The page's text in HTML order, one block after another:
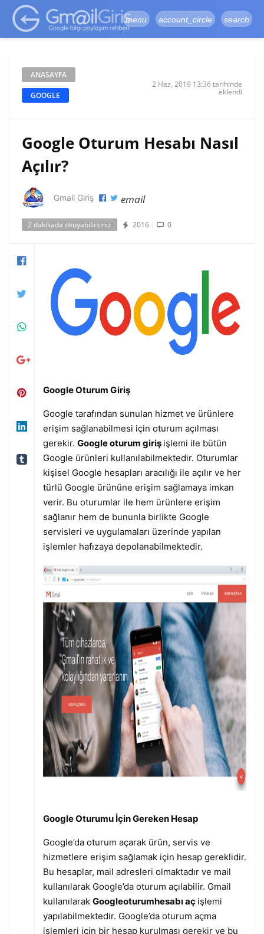
google-site-
verification=vqSI0upH550kabR5X8xpjMYieaXmuBueYgCJBW3uetM
menu account_circle search
ANASAYFA
GOOGLE
2 Haz, 2019 13:36 tarihinde
eklendi
Google Oturum Hesabı Nasıl
Açılır?
Gmail Giriş email
2 dakikada okuyabilirsiniz 2016 | 0
Google Oturum Giriş
Google tarafından sunulan hizmet ve ürünlere
erişim sağlanabilmesi için oturum açılması
gerekir. Google oturum giriş işlemi ile bütün
Google ürünleri kullanılabilmektedir. Oturumlar
kişisel Google hesapları aracılığı ile açılır ve her
türlü Google ürününe erişim sağlamaya imkan
verir. Bu oturumlar ile hem ürünlere erişim
sağlanır hem de bununla birlikte Google
servisleri ve uygulamaları üzerinde yapılan
işlemler hafızaya depolanabilmektedir.
Google Oturumu İçin Gereken Hesap
Google’da oturum açarak ürün, servis ve
hizmetlere erişim sağlamak için hesap gereklidir.
Bu hesaplar, mail adresleri olmaktadır ve mail
kullanılarak Google’da oturum açılabilir. Gmail
kullanılarak Googleoturumhesabı aç işlemi
yapılabilmektedir. Google’da oturum açma
işlemleri için bir hesap kurulması gerekir ve bu